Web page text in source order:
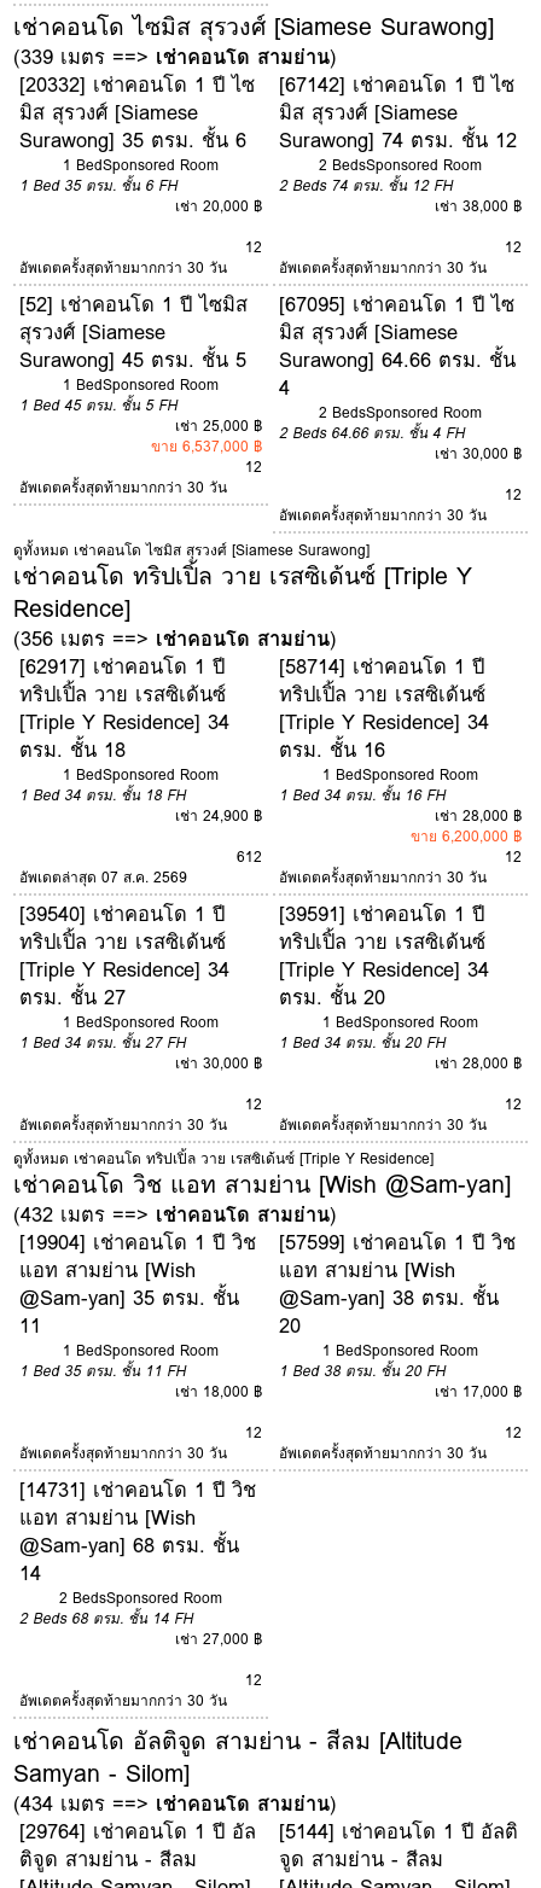
เช่าคอนโด ไซมิส สุรวงศ์ [Siamese Surawong]
(339 เมตร ==> เช่าคอนโด สามย่าน)
[20332] เช่าคอนโด 1 ปี ไซ
มิส สุรวงศ์ [Siamese
Surawong] 35 ตรม. ชั้น 6
1 BedSponsored Room
1 Bed 35 ตรม. ชั้น 6 FH
เช่า 20,000 ฿
12
อัพเดตครั้งสุดท้ายมากกว่า 30 วัน
[67142] เช่าคอนโด 1 ปี ไซ
มิส สุรวงศ์ [Siamese
Surawong] 74 ตรม. ชั้น 12
2 BedsSponsored Room
2 Beds 74 ตรม. ชั้น 12 FH
เช่า 38,000 ฿
12
อัพเดตครั้งสุดท้ายมากกว่า 30 วัน
[52] เช่าคอนโด 1 ปี ไซมิส
สุรวงศ์ [Siamese
Surawong] 45 ตรม. ชั้น 5
1 BedSponsored Room
1 Bed 45 ตรม. ชั้น 5 FH
เช่า 25,000 ฿
ขาย 6,537,000 ฿
12
อัพเดตครั้งสุดท้ายมากกว่า 30 วัน
[67095] เช่าคอนโด 1 ปี ไซ
มิส สุรวงศ์ [Siamese
Surawong] 64.66 ตรม. ชั้น
4
2 BedsSponsored Room
2 Beds 64.66 ตรม. ชั้น 4 FH
เช่า 30,000 ฿
12
อัพเดตครั้งสุดท้ายมากกว่า 30 วัน
ดูทั้งหมด เช่าคอนโด ไซมิส สุรวงศ์ [Siamese Surawong]
เช่าคอนโด ทริปเปิ้ล วาย เรสซิเด้นซ์ [Triple Y
Residence]
(356 เมตร ==> เช่าคอนโด สามย่าน)
[62917] เช่าคอนโด 1 ปี
ทริปเปิ้ล วาย เรสซิเด้นซ์
[Triple Y Residence] 34
ตรม. ชั้น 18
1 BedSponsored Room
1 Bed 34 ตรม. ชั้น 18 FH
เช่า 24,900 ฿
612
อัพเดตล่าสุด 07 ส.ค. 2569
[58714] เช่าคอนโด 1 ปี
ทริปเปิ้ล วาย เรสซิเด้นซ์
[Triple Y Residence] 34
ตรม. ชั้น 16
1 BedSponsored Room
1 Bed 34 ตรม. ชั้น 16 FH
เช่า 28,000 ฿
ขาย 6,200,000 ฿
12
อัพเดตครั้งสุดท้ายมากกว่า 30 วัน
[39540] เช่าคอนโด 1 ปี
ทริปเปิ้ล วาย เรสซิเด้นซ์
[Triple Y Residence] 34
ตรม. ชั้น 27
1 BedSponsored Room
1 Bed 34 ตรม. ชั้น 27 FH
เช่า 30,000 ฿
12
อัพเดตครั้งสุดท้ายมากกว่า 30 วัน
[39591] เช่าคอนโด 1 ปี
ทริปเปิ้ล วาย เรสซิเด้นซ์
[Triple Y Residence] 34
ตรม. ชั้น 20
1 BedSponsored Room
1 Bed 34 ตรม. ชั้น 20 FH
เช่า 28,000 ฿
12
อัพเดตครั้งสุดท้ายมากกว่า 30 วัน
ดูทั้งหมด เช่าคอนโด ทริปเปิ้ล วาย เรสซิเด้นซ์ [Triple Y Residence]
เช่าคอนโด วิช แอท สามย่าน [Wish @Sam-yan]
(432 เมตร ==> เช่าคอนโด สามย่าน)
[19904] เช่าคอนโด 1 ปี วิช
แอท สามย่าน [Wish
@Sam-yan] 35 ตรม. ชั้น
11
1 BedSponsored Room
1 Bed 35 ตรม. ชั้น 11 FH
เช่า 18,000 ฿
12
อัพเดตครั้งสุดท้ายมากกว่า 30 วัน
[57599] เช่าคอนโด 1 ปี วิช
แอท สามย่าน [Wish
@Sam-yan] 38 ตรม. ชั้น
20
1 BedSponsored Room
1 Bed 38 ตรม. ชั้น 20 FH
เช่า 17,000 ฿
12
อัพเดตครั้งสุดท้ายมากกว่า 30 วัน
[14731] เช่าคอนโด 1 ปี วิช
แอท สามย่าน [Wish
@Sam-yan] 68 ตรม. ชั้น
14
2 BedsSponsored Room
2 Beds 68 ตรม. ชั้น 14 FH
เช่า 27,000 ฿
12
อัพเดตครั้งสุดท้ายมากกว่า 30 วัน
เช่าคอนโด อัลติจูด สามย่าน - สีลม [Altitude
Samyan - Silom]
(434 เมตร ==> เช่าคอนโด สามย่าน)
[29764] เช่าคอนโด 1 ปี อัล
ติจูด สามย่าน - สีลม
[5144] เช่าคอนโด 1 ปี อัลติ
จูด สามย่าน - สีลม